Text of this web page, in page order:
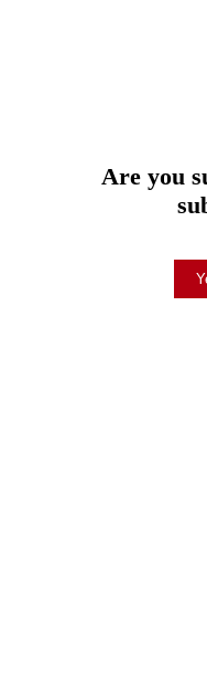
Are you